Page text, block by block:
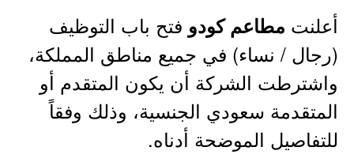
أعلنت مطاعم كودو فتح باب التوظيف
(رجال / نساء) في جميع مناطق المملكة،
واشترطت الشركة أن يكون المتقدم أو
المتقدمة سعودي الجنسية، وذلك وفقاً
للتفاصيل الموضحة أدناه.